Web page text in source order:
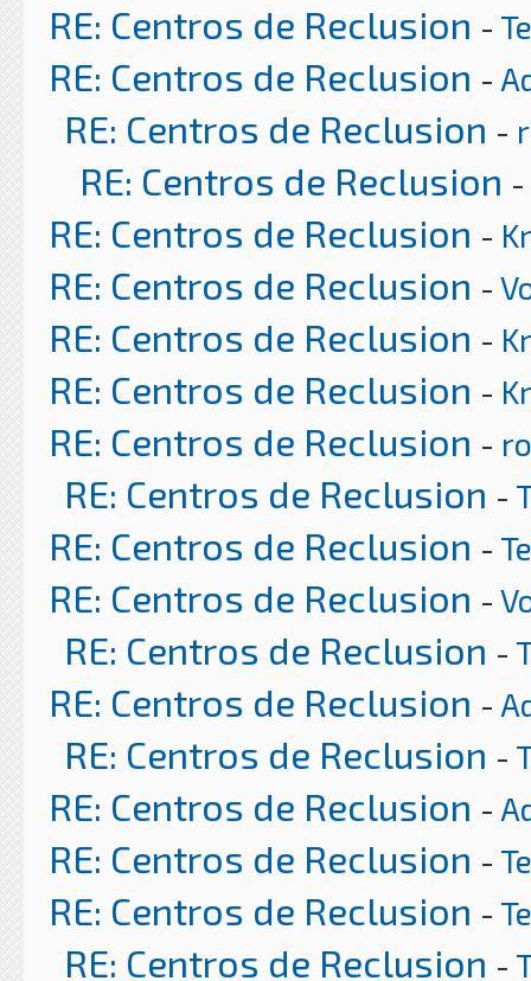
RE: Centros de Reclusion -
RE: Centros de Reclusion -
RE: Centros de Reclusion -
RE: Centros de Reclusion -
RE: Centros de Reclusion -
RE: Centros de Reclusion -
RE: Centros de Reclusion -
RE: Centros de Reclusion -
RE: Centros de Reclusion -
RE: Centros de Reclusion -
RE: Centros de Reclusion -
RE: Centros de Reclusion -
RE: Centros de Reclusion -
RE: Centros de Reclusion -
RE: Centros de Reclusion -
RE: Centros de Reclusion -
RE: Centros de Reclusion -
RE: Centros de Reclusion -
RE: Centros de Reclusion -